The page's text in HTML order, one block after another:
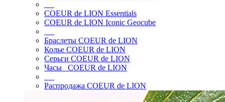
COEUR de LION Essentials
COEUR de LION Iconic Geocube
Браслеты COEUR de LION
Колье COEUR de LION
Серьги COEUR de LION
Часы COEUR de LION
Распродажа COEUR de LION